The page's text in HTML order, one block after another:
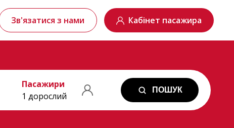
Зв'язатися з нами Кабінет пасажира
Пасажири
1 дорослий
ПОШУК